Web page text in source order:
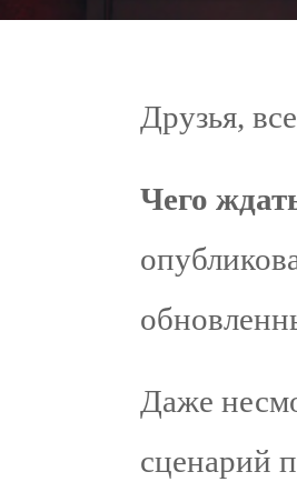
Друзья,
Чего
Даже
сценарий